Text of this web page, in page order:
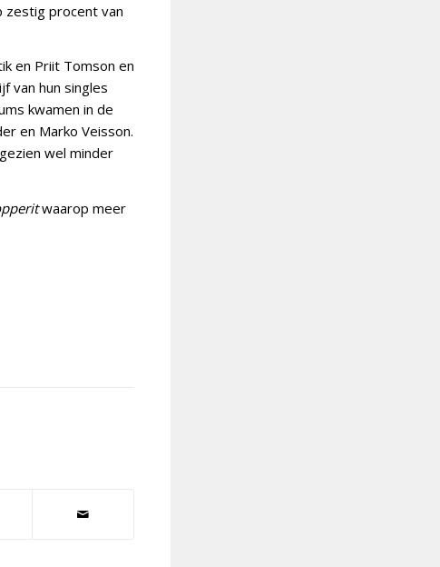
zestig procent van
en Priit Tomson en
van hun singles
kwamen in de
en Marko Veisson.
wel minder
waarop meer